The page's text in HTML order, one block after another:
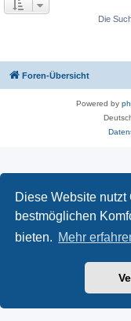
Diese Website
bestmöglichen
bieten. Mehr
Die
Foren-Übersicht
Powered by